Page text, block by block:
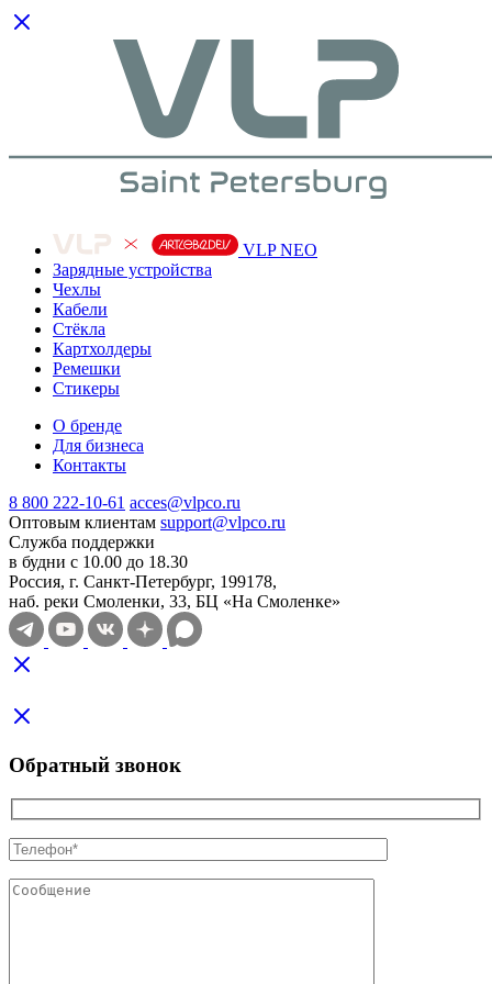
VLP NEO
Зарядные устройства
Чехлы
Кабели
Cтёкла
Картхолдеры
Ремешки
Стикеры
О бренде
Для бизнеса
Контакты
8 800 222-10-61 acces@vlpco.ru
Оптовым клиентам support@vlpco.ru
Служба поддержки
в будни с 10.00 до 18.30
Россия, г. Санкт-Петербург, 199178,
наб. реки Смоленки, 33, БЦ «На Смоленке»
Обратный звонок